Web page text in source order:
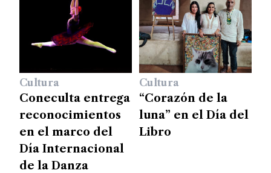
Cultura
Coneculta entrega
reconocimientos
en el marco del
Día Internacional
de la Danza
Cultura
“Corazón de la
luna” en el Día del
Libro